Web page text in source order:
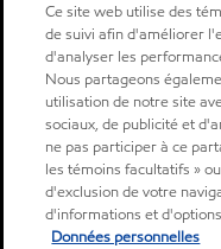
Ce site web utilise des
de suivi afin d'améliorer
d'analyser les
Nous partageons
utilisation de notre site
sociaux, de publicité et
ne pas participer à ce
les témoins facultatifs »
d'exclusion de votre
d'informations et
Données personnelles